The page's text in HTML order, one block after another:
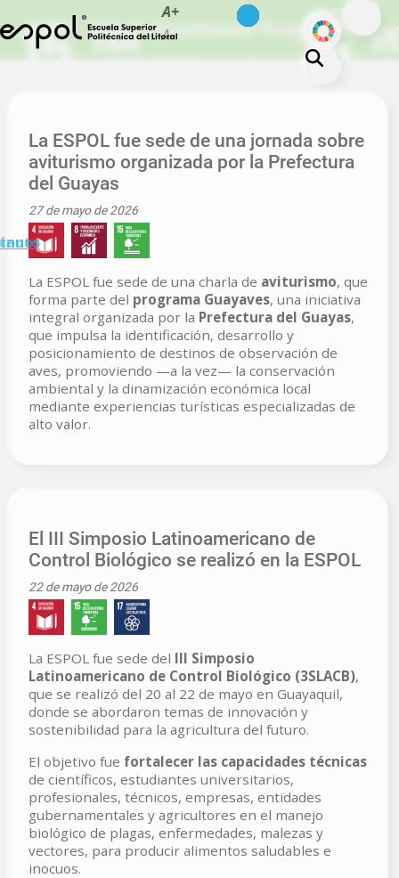
Skip to main content
A+
A-
esen
ODS
Education
Campus life
Research
Our Print
Transparency
Vida de Ecosistemas Terrestres
La ESPOL fue sede de una jornada sobre
aviturismo organizada por la Prefectura
del Guayas
27 de mayo de 2026
La ESPOL fue sede de una charla de aviturismo, que
forma parte del programa Guayaves, una iniciativa
integral organizada por la Prefectura del Guayas,
que impulsa la identificación, desarrollo y
posicionamiento de destinos de observación de
aves, promoviendo —a la vez— la conservación
ambiental y la dinamización económica local
mediante experiencias turísticas especializadas de
alto valor.
El III Simposio Latinoamericano de
Control Biológico se realizó en la ESPOL
22 de mayo de 2026
La ESPOL fue sede del III Simposio
Latinoamericano de Control Biológico (3SLACB),
que se realizó del 20 al 22 de mayo en Guayaquil,
donde se abordaron temas de innovación y
sostenibilidad para la agricultura del futuro.
El objetivo fue fortalecer las capacidades técnicas
de científicos, estudiantes universitarios,
profesionales, técnicos, empresas, entidades
gubernamentales y agricultores en el manejo
biológico de plagas, enfermedades, malezas y
vectores, para producir alimentos saludables e
inocuos.